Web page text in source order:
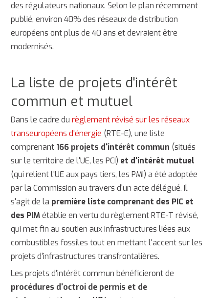
des régulateurs nationaux. Selon le plan récemment
publié, environ 40% des réseaux de distribution
européens ont plus de 40 ans et devraient être
modernisés.
La liste de projets d'intérêt
commun et mutuel
Dans le cadre durèglement révisé sur les réseaux
transeuropéens d'énergie (RTE-E), une liste
comprenant 166 projets d'intérêt commun (situés
sur le territoire de l'UE, les PCI) et d'intérêt mutuel
(qui relient l'UE aux pays tiers, les PMI) a été adoptée
par la Commission au travers d'un acte délégué. Il
s'agit de la première liste comprenant des PIC et
des PIMétablie en vertu du règlement RTE-T révisé,
qui met fin au soutien aux infrastructures liées aux
combustibles fossiles tout en mettant l'accent sur les
projets d'infrastructures transfrontalières.
Les projets d'intérêt commun bénéficieront de
procédures d'octroi de permis et de